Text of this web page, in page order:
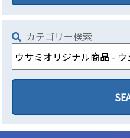
カテゴリー検索